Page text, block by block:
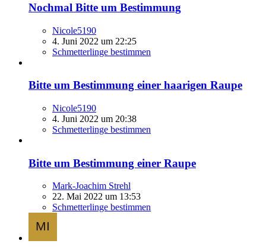
Nochmal Bitte um Bestimmung
Nicole5190
4. Juni 2022 um 22:25
Schmetterlinge bestimmen
Bitte um Bestimmung einer haarigen Raupe
Nicole5190
4. Juni 2022 um 20:38
Schmetterlinge bestimmen
Bitte um Bestimmung einer Raupe
Mark-Joachim Strehl
22. Mai 2022 um 13:53
Schmetterlinge bestimmen